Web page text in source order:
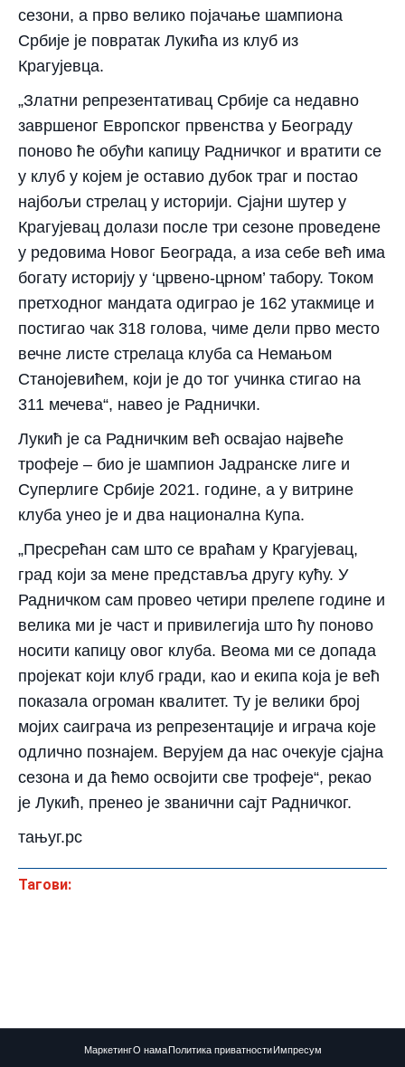
сезони, а прво велико појачање шампиона
Србије је повратак Лукића из клуб из
Крагујевца.
„Златни репрезентативац Србије са недавно
завршеног Европског првенства у Београду
поново ће обући капицу Радничког и вратити се
у клуб у којем је оставио дубок траг и постао
најбољи стрелац у историји. Сјајни шутер у
Крагујевац долази после три сезоне проведене
у редовима Новог Београда, а иза себе већ има
богату историју у ‘црвено-црном’ табору. Током
претходног мандата одиграо је 162 утакмице и
постигао чак 318 голова, чиме дели прво место
вечне листе стрелаца клуба са Немањом
Станојевићем, који је до тог учинка стигао на
311 мечева“, навео је Раднички.
Лукић је са Радничким већ освајао највеће
трофеје – био је шампион Јадранске лиге и
Суперлиге Србије 2021. године, а у витрине
клуба унео је и два национална Купа.
„Пресрећан сам што се враћам у Крагујевац,
град који за мене представља другу кућу. У
Радничком сам провео четири прелепе године и
велика ми је част и привилегија што ћу поново
носити капицу овог клуба. Веома ми се допада
пројекат који клуб гради, као и екипа која је већ
показала огроман квалитет. Ту је велики број
мојих саиграча из репрезентације и играча које
одлично познајем. Верујем да нас очекује сјајна
сезона и да ћемо освојити све трофеје“, рекао
је Лукић, пренео је званични сајт Радничког.
тањуг.рс
Тагови:
МаркетингО намаПолитика приватности Импресум